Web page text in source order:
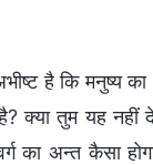
है कि मनुष्य
क्या तुम यह
अन्त कैसा